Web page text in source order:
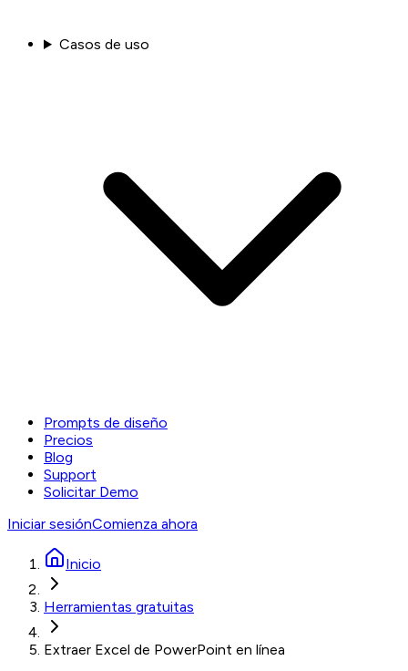
Casos de uso
Prompts de diseño
Precios
Blog
Support
Solicitar Demo
Iniciar sesiónComienza ahora
Inicio
Herramientas gratuitas
Extraer Excel de PowerPoint en línea